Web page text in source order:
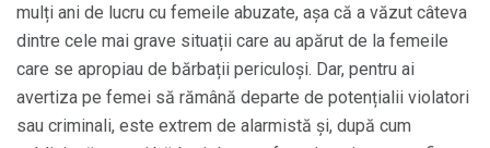
mulți ani de lucru cu femeile abuzate, așa că a văzut câteva
dintre cele mai grave situații care au apărut de la femeile
care se apropiau de bărbații periculoși. Dar, pentru ai
avertiza pe femei să rămână departe de potențialii violatori
sau criminali, este extrem de alarmistă și, după cum